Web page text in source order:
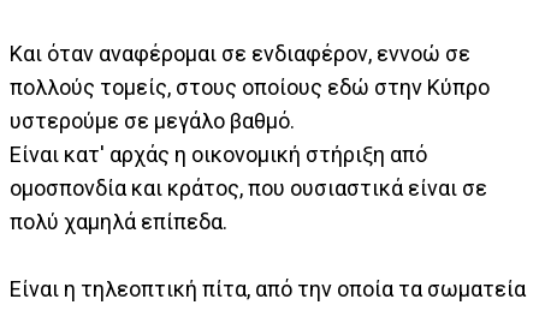
Και όταν αναφέρομαι σε ενδιαφέρον, εννοώ σε
πολλούς τομείς, στους οποίους εδώ στην Κύπρο
υστερούμε σε μεγάλο βαθμό.
Είναι κατ' αρχάς η οικονομική στήριξη από
ομοσπονδία και κράτος, που ουσιαστικά είναι σε
πολύ χαμηλά επίπεδα.
Είναι η τηλεοπτική πίτα, από την οποία τα σωματεία